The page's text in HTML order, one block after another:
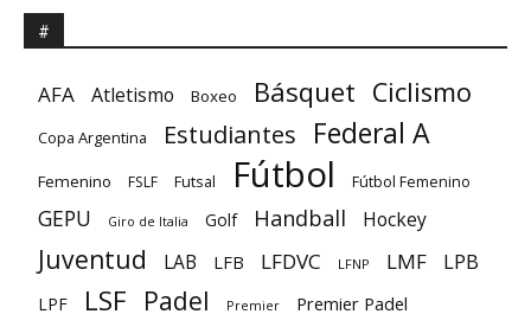
#
AFA Atletismo Boxeo Básquet Ciclismo
Copa Argentina Estudiantes Federal A
Femenino FSLF Futsal Fútbol Fútbol Femenino
GEPU Giro de Italia Golf Handball Hockey
Juventud LAB LFB LFDVC LFNP LMF LPB
LPF LSF Padel Premier Premier Padel